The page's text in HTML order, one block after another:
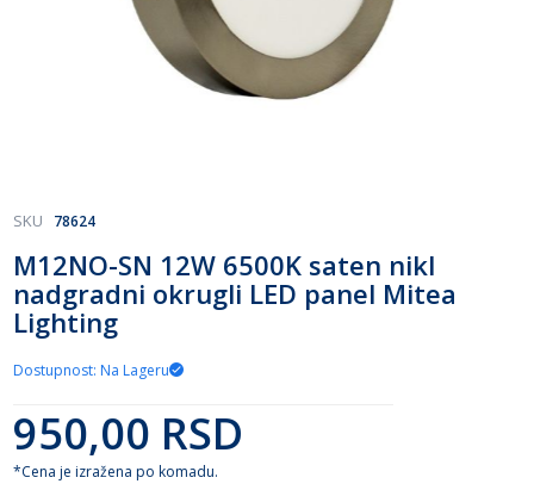
Skip
the
beginning
of
the
images
gallery
M12NO-SN 12W 6500K saten nikl
nadgradni okrugli LED panel Mitea
Lighting
SKU 78624
Dostupnost: Na Lageru
950,00 RSD
*Cena je izražena po komadu.